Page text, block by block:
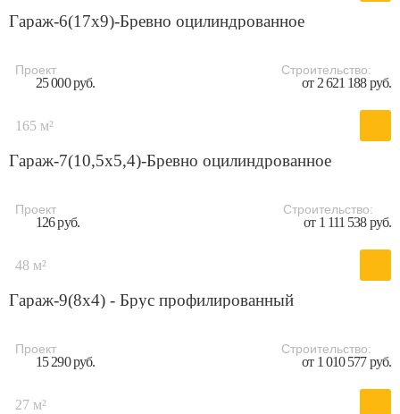
Гараж-6(17x9)-Бревно оцилиндрованное
Проект
25 000 руб.
Строительство:
от 2 621 188 руб.
165 м²
Гараж-7(10,5x5,4)-Бревно оцилиндрованное
Проект
126 руб.
Строительство:
от 1 111 538 руб.
48 м²
Гараж-9(8x4) - Брус профилированный
Проект
15 290 руб.
Строительство:
от 1 010 577 руб.
27 м²